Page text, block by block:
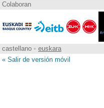
Colaboran
castellano • euskara
« Salir de versión móvil